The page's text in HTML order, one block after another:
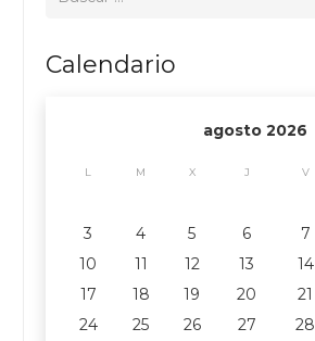
Calendario
agosto 2026
L M X J V
3
4 5 6 7
10
11 12 13 14
17
18 19 20 21
24
25 26 27 28